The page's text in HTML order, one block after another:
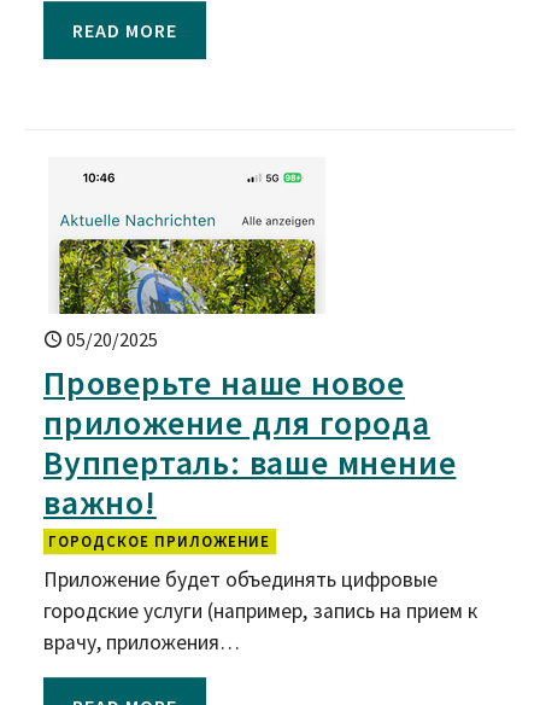
READ MORE
05/20/2025
Проверьте наше новое
приложение для города
Вупперталь: ваше мнение
важно!
ГОРОДСКОЕ ПРИЛОЖЕНИЕ
Приложение будет объединять цифровые
городские услуги (например, запись на прием к
врачу, приложения…